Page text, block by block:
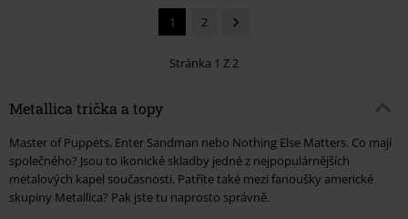
1 2
Stránka 1 Z 2
Metallica trička a topy
Master of Puppets, Enter Sandman nebo Nothing Else Matters. Co mají
společného? Jsou to ikonické skladby jedné z nejpopulárnějších
metalových kapel současnosti. Patříte také mezi fanoušky americké
skupiny Metallica? Pak jste tu naprosto správně.